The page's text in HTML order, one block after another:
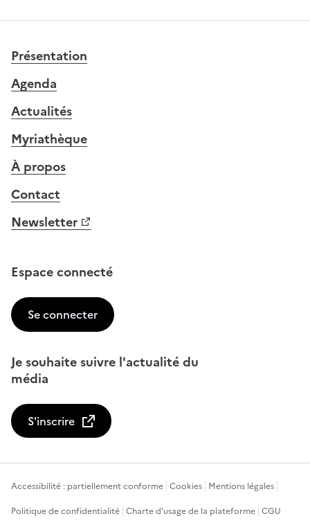
Présentation
Agenda
Actualités
Myriathèque
À propos
Contact
Newsletter
Espace connecté
Se connecter
Je souhaite suivre l'actualité du
média
S'inscrire
Accessibilité : partiellement conforme Cookies Mentions légales
Politique de confidentialité Charte d'usage de la plateforme CGU